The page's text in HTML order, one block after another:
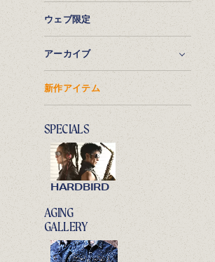
ウェブ限定
アーカイブ
新作アイテム
SPECIALS
HARDBIRD
AGING
GALLERY